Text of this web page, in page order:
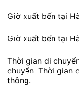
Giờ xuất bến tại
Giờ xuất bến tại
Thời gian di
chuyển. Thời gian
thông.